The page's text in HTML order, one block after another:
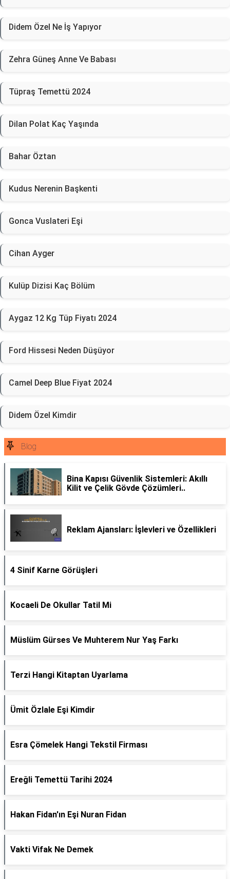
Didem Özel Ne İş Yapıyor
Zehra Güneş Anne Ve Babası
Tüpraş Temettü 2024
Dilan Polat Kaç Yaşında
Bahar Öztan
Kudus Nerenin Başkenti
Gonca Vuslateri Eşi
Cihan Ayger
Kulüp Dizisi Kaç Bölüm
Aygaz 12 Kg Tüp Fiyatı 2024
Ford Hissesi Neden Düşüyor
Camel Deep Blue Fiyat 2024
Didem Özel Kimdir
Blog
Bina Kapısı Güvenlik Sistemleri: Akıllı
Kilit ve Çelik Gövde Çözümleri..
Reklam Ajansları: İşlevleri ve Özellikleri
4 Sinif Karne Görüşleri
Kocaeli De Okullar Tatil Mi
Müslüm Gürses Ve Muhterem Nur Yaş Farkı
Terzi Hangi Kitaptan Uyarlama
Ümit Özlale Eşi Kimdir
Esra Çömelek Hangi Tekstil Firması
Ereğli Temettü Tarihi 2024
Hakan Fidan'ın Eşi Nuran Fidan
Vakti Vifak Ne Demek